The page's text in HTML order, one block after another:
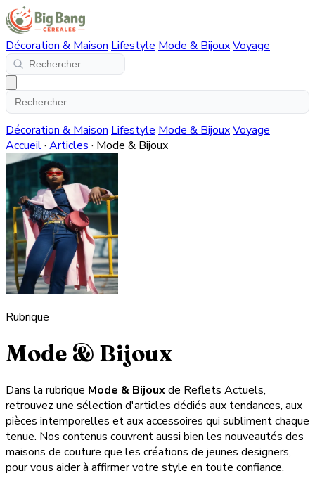
Décoration & Maison Lifestyle Mode & BijouxVoyage
Décoration & Maison Lifestyle Mode & BijouxVoyage
Accueil· Articles · Mode & Bijoux
Rubrique
Mode & Bijoux
Dans la rubrique Mode & Bijouxde Reflets Actuels,
retrouvez une sélection d'articles dédiés aux tendances, aux
pièces intemporelles et aux accessoires qui subliment chaque
tenue. Nos contenus couvrent aussi bien les nouveautés des
maisons de couture que les créations de jeunes designers,
pour vous aider à affirmer votre style en toute confiance.